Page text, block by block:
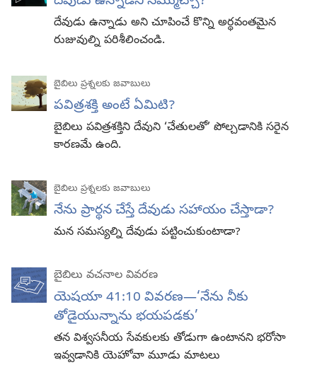
దేవుడు ఉన్నాడు అని చూపించే కొన్ని అర్థవంతమైన
రుజువుల్ని పరిశీలించండి.
బైబిలు ప్రశ్నలకు జవాబులు
పవిత్రశక్తి అంటే ఏమిటి?
బైబిలు పవిత్రశక్తిని దేవుని ‘చేతులతో’ పోల్చడానికి సరైన
కారణమే ఉంది.
బైబిలు ప్రశ్నలకు జవాబులు
నేను ప్రార్థన చేస్తే దేవుడు సహాయం చేస్తాడా?
మన సమస్యల్ని దేవుడు పట్టించుకుంటాడా?
బైబిలు వచనాల వివరణ
యెషయా 41:10 వివరణ—​‘నేను నీకు
తోడైయున్నాను భయపడకు’
తన విశ్వసనీయ సేవకులకు తోడుగా ఉంటానని భరోసా
ఇవ్వడానికి యెహోవా మూడు మాటలు